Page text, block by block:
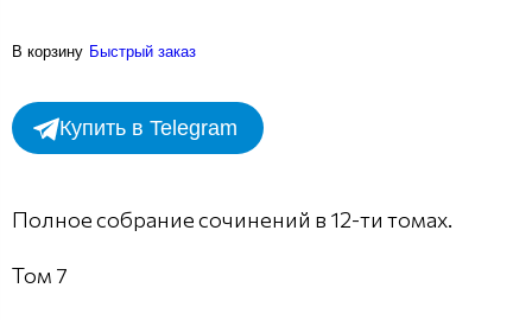
В корзину Быстрый заказ
Купить в Telegram
Полное собрание сочинений в 12-ти томах.
Том 7